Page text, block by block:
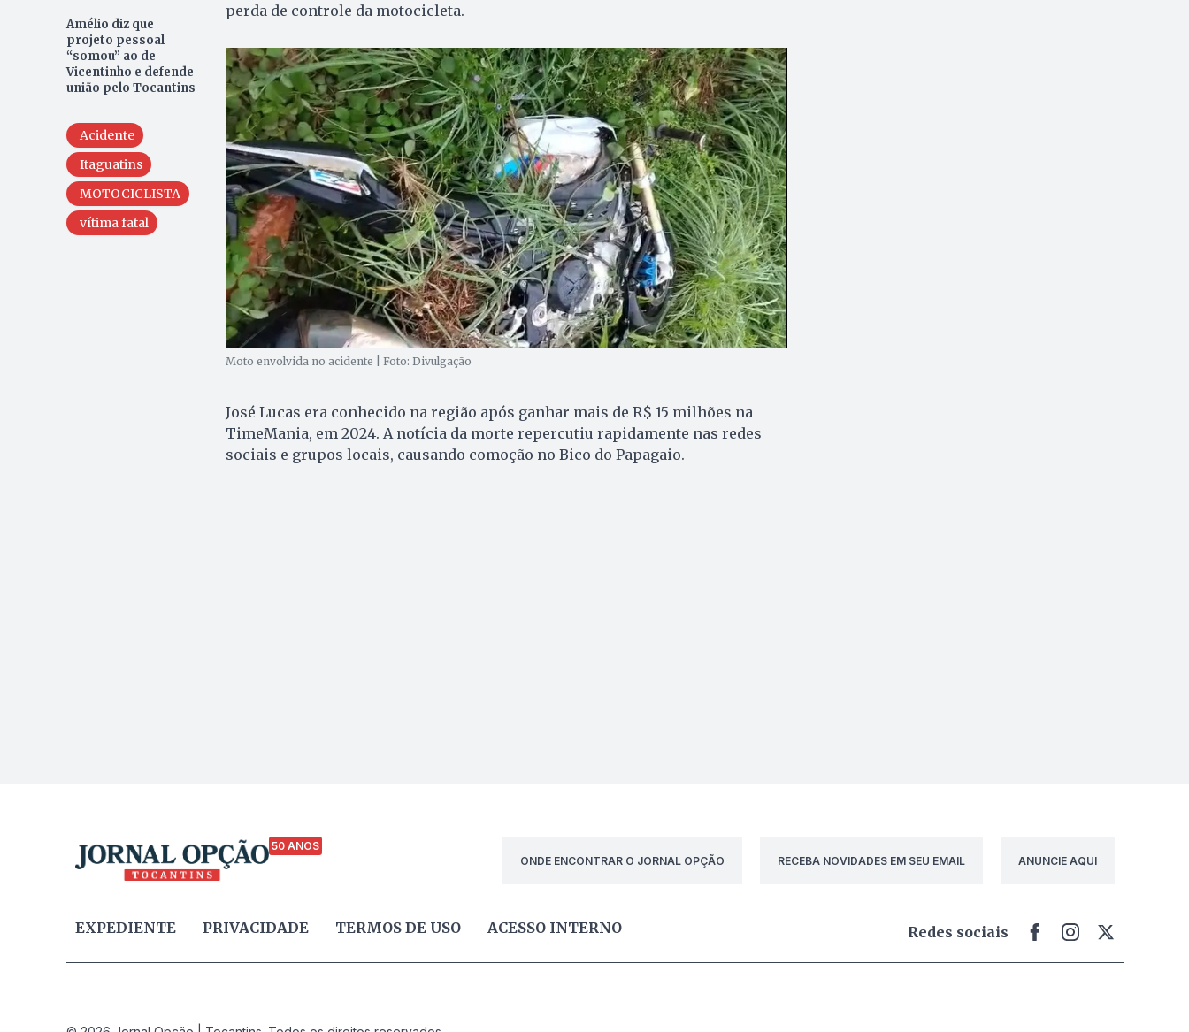
Amélio diz que
projeto pessoal
“somou” ao de
Vicentinho e defende
união pelo Tocantins
Acidente
Itaguatins
MOTOCICLISTA
vítima fatal
perda de controle da motocicleta.
Moto envolvida no acidente | Foto: Divulgação
José Lucas era conhecido na região após ganhar mais de R$ 15 milhões na
TimeMania, em 2024. A notícia da morte repercutiu rapidamente nas redes
sociais e grupos locais, causando comoção no Bico do Papagaio.
50 ANOS
ONDE ENCONTRAR O JORNAL OPÇÃO
RECEBA NOVIDADES EM SEU EMAIL ANUNCIE AQUI
EXPEDIENTE PRIVACIDADE TERMOS DE USO ACESSO INTERNO Redes sociais